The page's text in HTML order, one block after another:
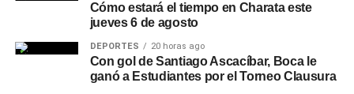
Cómo estará el tiempo en Charata este
jueves 6 de agosto
DEPORTES 20 horas ago
Con gol de Santiago Ascacíbar, Boca le
ganó a Estudiantes por el Torneo Clausura